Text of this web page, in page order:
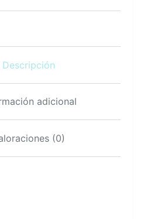
Descripción
adicional
(0)